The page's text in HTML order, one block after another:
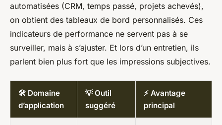
automatisées (CRM, temps passé, projets achevés),
on obtient des tableaux de bord personnalisés. Ces
indicateurs de performance ne servent pas à se
surveiller, mais à s’ajuster. Et lors d’un entretien, ils
parlent bien plus fort que les impressions subjectives.
🛠️ Domaine
d’application
💡 Outil
suggéré
⚡ Avantage
principal